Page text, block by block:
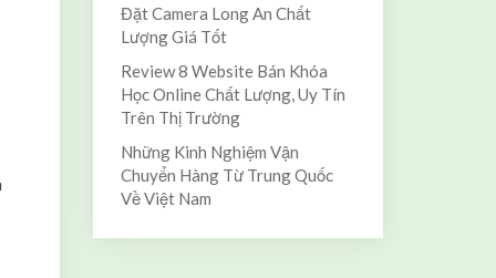
Đặt Camera Long An Chất
Lượng Giá Tốt
Review 8 Website Bán Khóa
Học Online Chất Lượng, Uy Tín
Trên Thị Trường
Những Kinh Nghiệm Vận
Chuyển Hàng Từ Trung Quốc
Về Việt Nam